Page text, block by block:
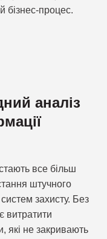
бізнес-процес.
аналіз
все більш
штучного
захисту. Без
витратити
які не закривають